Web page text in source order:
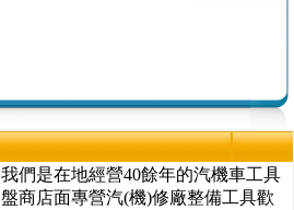
我們是在地經營40餘年的汽機車工具
盤商店面專營汽(機)修廠整備工具歡